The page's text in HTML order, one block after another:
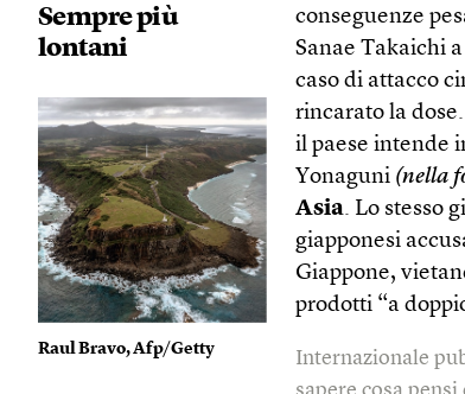
Sempre più
lontani
Raul Bravo, Afp/Getty
conseguenze
Sanae Takaichi
caso di attacco
rincarato la
il paese intende
Yonaguni (nella
Asia. Lo stesso
giapponesi
Giappone,
prodotti “a
Internazionale